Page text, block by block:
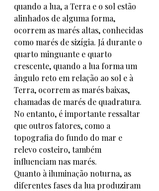
quando a lua, a Terra e o sol estão
alinhados de alguma forma,
ocorrem as marés altas, conhecidas
como marés de sizígia. Já durante o
quarto minguante e quarto
crescente, quando a lua forma um
ângulo reto em relação ao sol e à
Terra, ocorrem as marés baixas,
chamadas de marés de quadratura.
No entanto, é importante ressaltar
que outros fatores, como a
topografia do fundo do mar e
relevo costeiro, também
influenciam nas marés.
Quanto à iluminação noturna, as
diferentes fases da lua produziram